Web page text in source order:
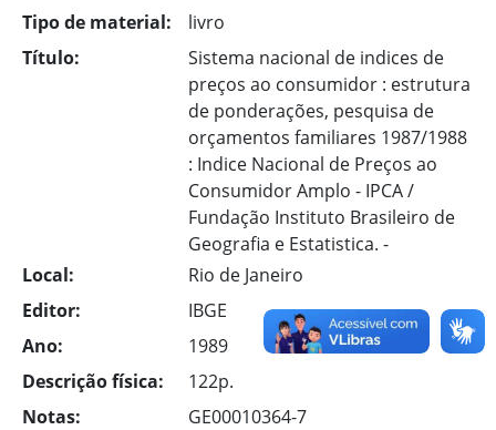
Tipo de material:
livro
Título:
Sistema nacional de indices de
preços ao consumidor : estrutura
de ponderações, pesquisa de
orçamentos familiares 1987/1988
: Indice Nacional de Preços ao
Consumidor Amplo - IPCA /
Fundação Instituto Brasileiro de
Geografia e Estatistica. -
Local:
Rio de Janeiro
Editor:
IBGE
Ano:
1989
Descrição física:
122p.
Notas:
GE00010364-7